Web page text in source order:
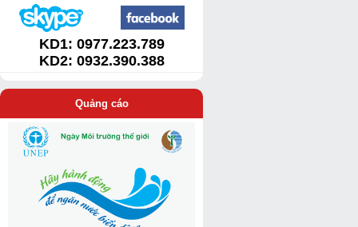
KD1: 0977.223.789
KD2: 0932.390.388
Quảng cáo